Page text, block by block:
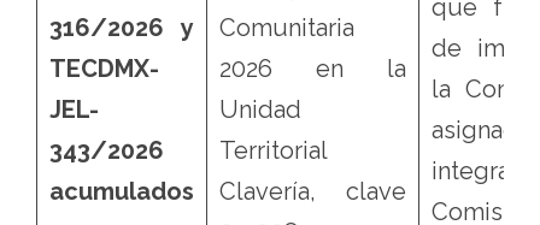
316/2026 y
TECDMX-
JEL-
343/2026
acumulados
Comunitaria
2026 en la
Unidad
Territorial
Clavería, clave
que fue
de
la